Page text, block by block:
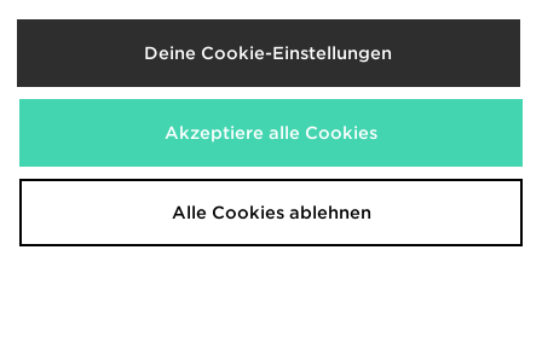
Deine Cookie-Einstellungen
Akzeptiere alle Cookies
Alle Cookies ablehnen